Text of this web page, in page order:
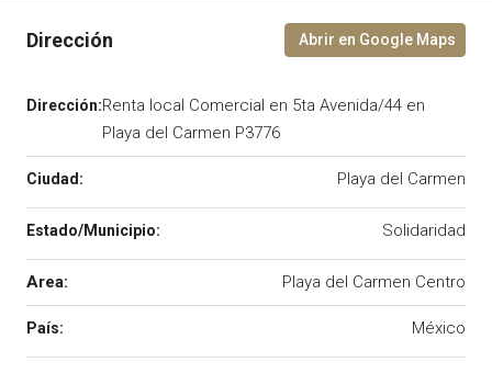
Renta local Comercial en 5ta Avenida/44 en
Playa del Carmen P3776
Playa del Carmen
Solidaridad
Area: Playa del Carmen Centro
México